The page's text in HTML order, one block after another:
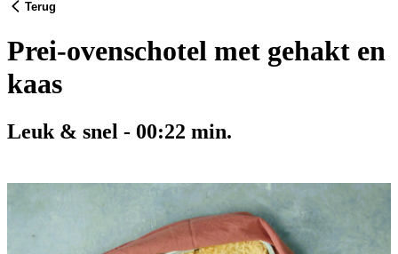
Terug
Prei-ovenschotel met gehakt en
kaas
Leuk & snel - 00:22 min.